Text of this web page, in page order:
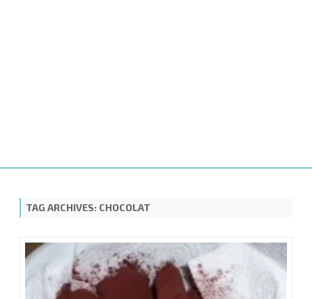
TAG ARCHIVES: CHOCOLAT